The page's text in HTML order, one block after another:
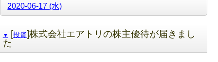
2020-06-17 (水)
▼ [投資]株式会社エアトリの株主優待が届きまし
た